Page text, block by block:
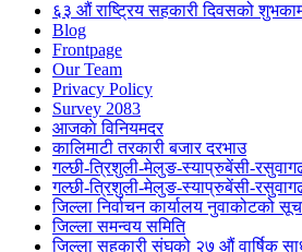
६३ औं राष्ट्रिय सहकारी दिवसको
Blog
Frontpage
Our Team
Privacy Policy
Survey 2083
आजकाे विनियमदर
कालिमाटी तरकारी बजार दरभाउ
गल्छी-त्रिशुली-मेलुङ-स्याप्रुबेंसी-
गल्छी-त्रिशुली-मेलुङ-स्याप्रुबेंसी-
जिल्ला निर्वाचन कार्यालय नुवाकोटको
जिल्ला समन्वय समिति
जिल्ला सहकारी संघको २७ औं वार्षिक